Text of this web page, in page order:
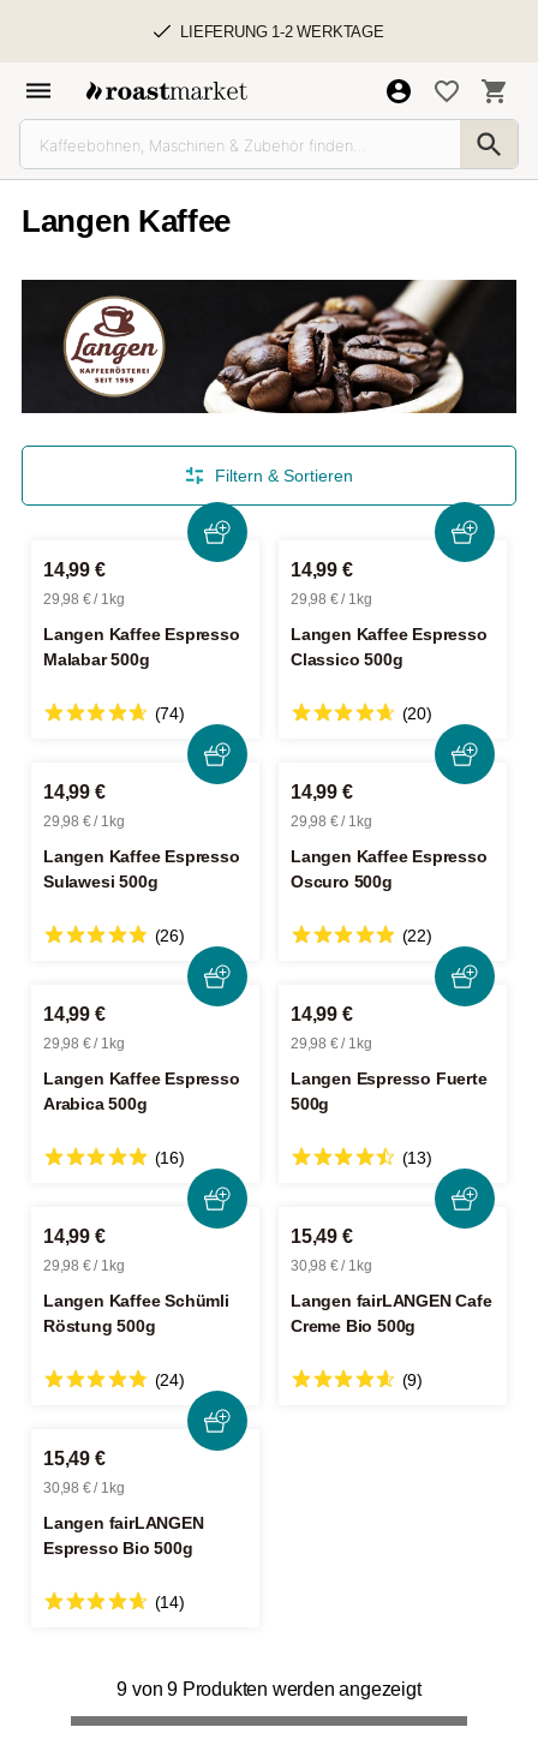
LIEFERUNG 1-2 WERKTAGE
Langen Kaffee
Filtern & Sortieren
14,99 €
29,98 € / 1kg
Langen Kaffee Espresso
Malabar 500g
(74)
14,99 €
29,98 € / 1kg
Langen Kaffee Espresso
Classico 500g
(20)
14,99 €
29,98 € / 1kg
Langen Kaffee Espresso
Sulawesi 500g
(26)
14,99 €
29,98 € / 1kg
Langen Kaffee Espresso
Oscuro 500g
(22)
14,99 €
29,98 € / 1kg
Langen Kaffee Espresso
Arabica 500g
(16)
14,99 €
29,98 € / 1kg
Langen Espresso Fuerte
500g
(13)
14,99 €
29,98 € / 1kg
Langen Kaffee Schümli
Röstung 500g
(24)
15,49 €
30,98 € / 1kg
Langen fairLANGEN Cafe
Creme Bio 500g
(9)
15,49 €
30,98 € / 1kg
Langen fairLANGEN
Espresso Bio 500g
(14)
9 von 9 Produkten werden angezeigt